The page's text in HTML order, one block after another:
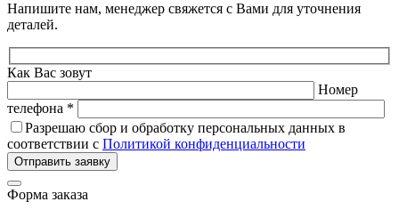
Напишите нам, менеджер свяжется с Вами для уточнения
деталей.
Как Вас зовут
Номер
телефона *
Разрешаю сбор и обработку персональных данных в
соответствии с Политикой конфиденциальности
Отправить заявку
Форма заказа